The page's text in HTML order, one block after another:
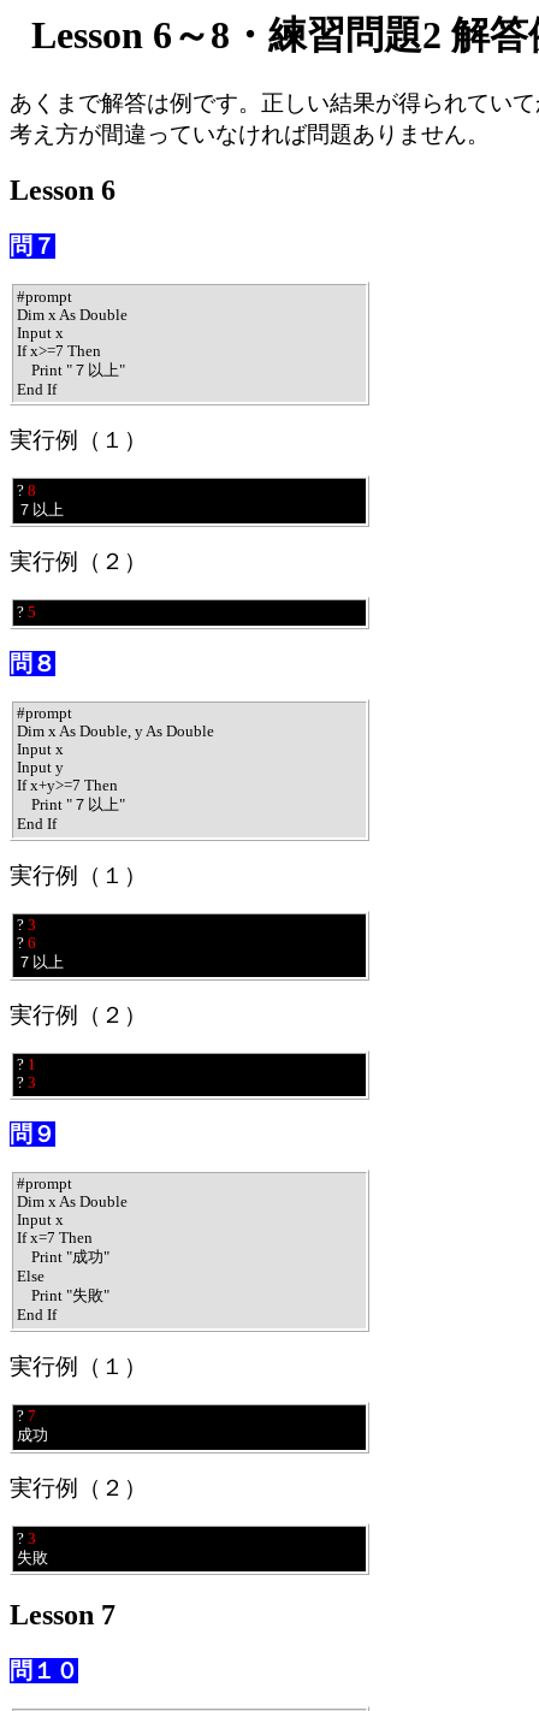
Lesson 6～8・練習問題2 解答
あくまで解答は例です。正しい結果が得られてい
考え方が間違っていなければ問題ありません。
Lesson 6
問７
#prompt
Dim x As Double
Input x
If x>=7 Then
    Print "７以上"
End If
実行例（１）
? 8
７以上
実行例（２）
? 5
問８
#prompt
Dim x As Double, y As Double
Input x
Input y
If x+y>=7 Then
    Print "７以上"
End If
実行例（１）
? 3
? 6
７以上
実行例（２）
? 1
? 3
問９
#prompt
Dim x As Double
Input x
If x=7 Then
    Print "成功"
Else
    Print "失敗"
End If
実行例（１）
? 7
成功
実行例（２）
? 3
失敗
Lesson 7
問１０